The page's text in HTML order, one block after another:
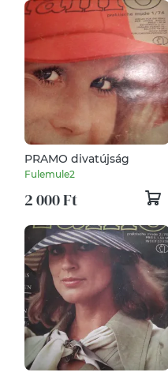
PRAMO divatújság
Fulemule2
2 000 Ft